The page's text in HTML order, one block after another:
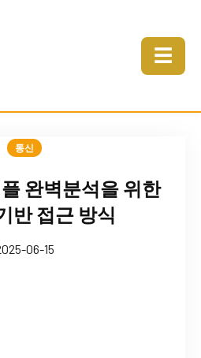
☰
통신
완벽분석을 위한
반 접근 방식
06-15